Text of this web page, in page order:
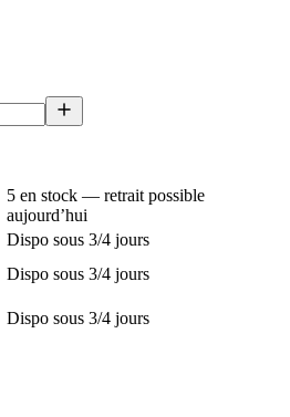
5 en stock — retrait possible
aujourd’hui
Dispo sous 3/4 jours
Dispo sous 3/4 jours
Dispo sous 3/4 jours